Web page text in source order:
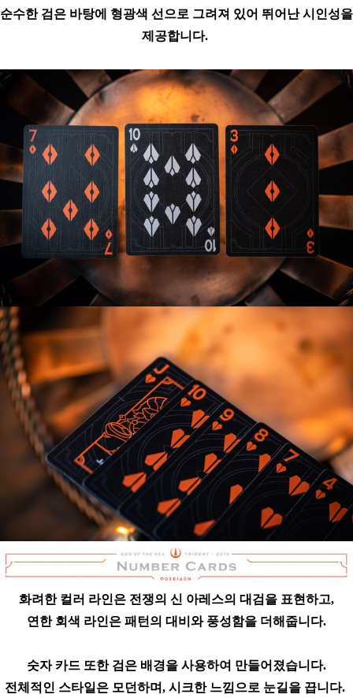
순수한 검은 바탕에 형광색 선으로 그려져 있어 뛰어난 시인성을
제공합니다.
화려한 컬러 라인은 전쟁의 신 아레스의 대검을 표현하고,
연한 회색 라인은 패턴의 대비와 풍성함을 더해줍니다.
숫자 카드 또한 검은 배경을 사용하여 만들어졌습니다.
전체적인 스타일은 모던하며, 시크한 느낌으로 눈길을 끕니다.